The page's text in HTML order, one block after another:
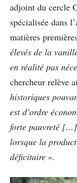
adjoint du cercle
spécialisée dans
matières
élevés de la
en réalité pas
chercheur relève
historiques
est d’ordre
forte pauvreté
lorsque la
déficitaire ».